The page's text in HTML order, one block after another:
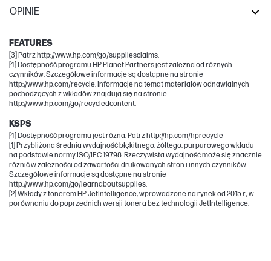
OPINIE
FEATURES
[3] Patrz http://www.hp.com/go/suppliesclaims.
[4] Dostępność programu HP Planet Partners jest zależna od różnych
czynników. Szczegółowe informacje są dostępne na stronie
http://www.hp.com/recycle. Informacje na temat materiałów odnawialnych
pochodzących z wkładów znajdują się na stronie
http://www.hp.com/go/recycledcontent.
KSPS
[4] Dostępność programu jest różna. Patrz http://hp.com/hprecycle
[1] Przybliżona średnia wydajność błękitnego, żółtego, purpurowego wkładu
na podstawie normy ISO/IEC 19798. Rzeczywista wydajność może się znacznie
różnić w zależności od zawartości drukowanych stron i innych czynników.
Szczegółowe informacje są dostępne na stronie
http://www.hp.com/go/learnaboutsupplies.
[2] Wkłady z tonerem HP JetIntelligence, wprowadzone na rynek od 2015 r., w
porównaniu do poprzednich wersji tonera bez technologii JetIntelligence.